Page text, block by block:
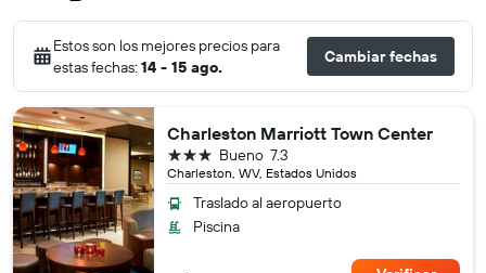
Estos son los mejores precios para
estas fechas: 14 - 15 ago.
Cambiar fechas
Charleston Marriott Town Center
Charleston, WV, Estados Unidos
7.3
Bueno
3 estrellas
Traslado al aeropuerto
Piscina